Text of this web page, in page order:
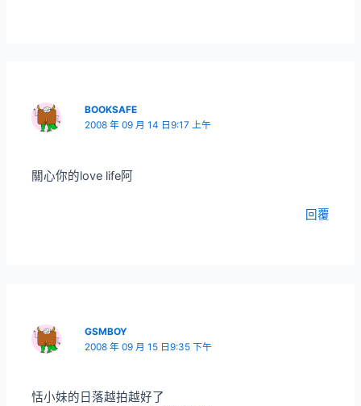
BOOKSAFE
2008 年 09 月 14 日9:17 上午
關心你的love life阿
回覆
GSMBOY
2008 年 09 月 15 日9:35 下午
恬小妹的日落越拍越好了